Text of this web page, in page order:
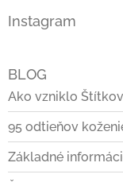
Instagram
BLOG
Ako vzniklo
95 odtieňov
Základné